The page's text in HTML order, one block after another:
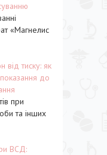
«Магнелис
від тиску: як
до
при
та інших
ВСД: